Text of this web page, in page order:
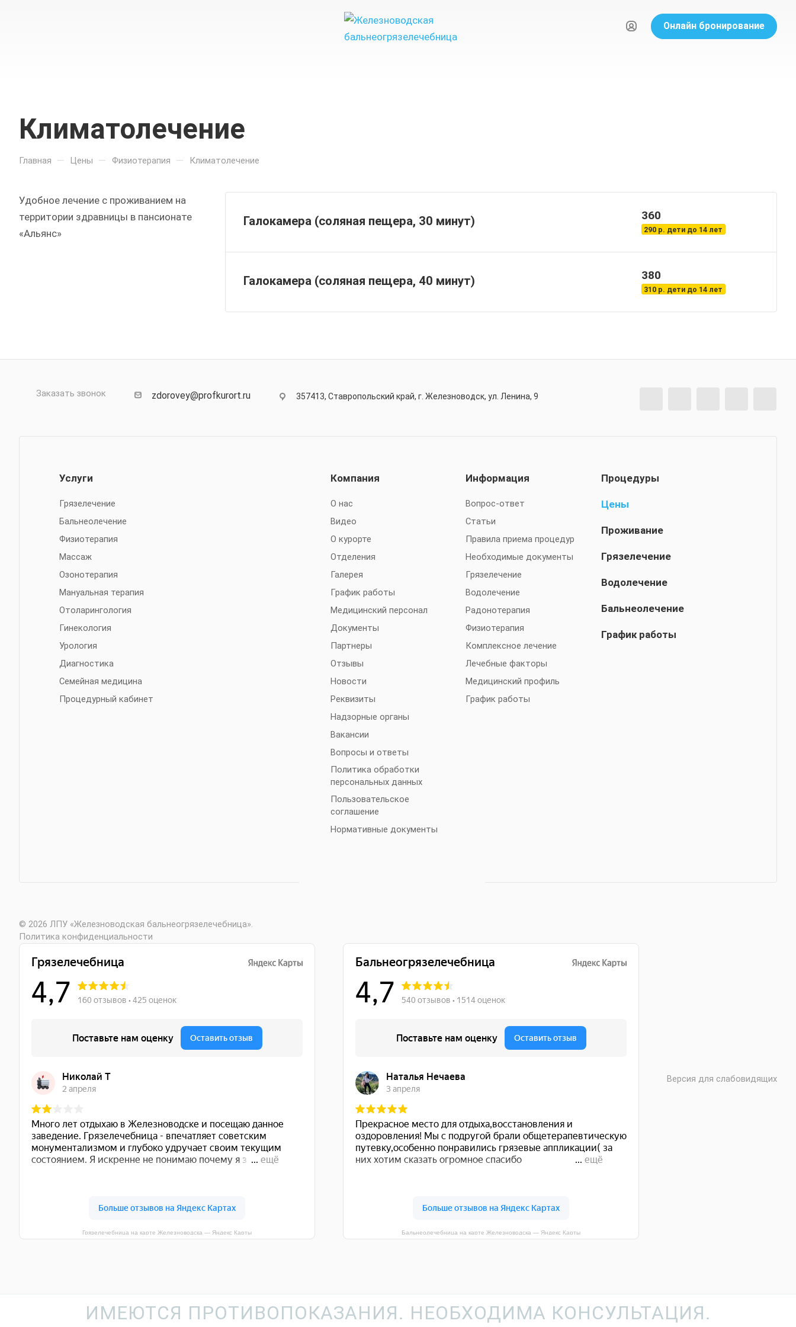
Онлайн бронирование
Климатолечение
Главная — Цены — Физиотерапия — Климатолечение
Галокамера (соляная пещера, 30 минут) 360
290 р. дети до 14 лет
Галокамера (соляная пещера, 40 минут) 380
310 р. дети до 14 лет
Удобное лечение с проживанием на
территории здравницы в пансионате
«Альянс»
Заказать звонок zdorovey@profkurort.ru 357413, Ставропольский край, г. Железноводск, ул. Ленина, 9
Услуги
Грязелечение
Бальнеолечение
Физиотерапия
Массаж
Озонотерапия
Мануальная терапия
Отоларингология
Гинекология
Урология
Диагностика
Семейная медицина
Процедурный кабинет
Компания
О нас
Видео
О курорте
Отделения
Галерея
График работы
Медицинский персонал
Документы
Партнеры
Отзывы
Новости
Реквизиты
Надзорные органы
Вакансии
Вопросы и ответы
Политика обработки
персональных данных
Пользовательское
соглашение
Нормативные документы
Информация
Вопрос-ответ
Статьи
Правила приема процедур
Необходимые документы
Грязелечение
Водолечение
Радонотерапия
Физиотерапия
Комплексное лечение
Лечебные факторы
Медицинский профиль
График работы
Процедуры
Цены
Проживание
Грязелечение
Водолечение
Бальнеолечение
График работы
© 2026 ЛПУ «Железноводская бальнеогрязелечебница».
Политика конфиденциальности
Грязелечебница на карте Железноводска — Яндекс Карты Бальнеолечебница на карте Железноводска — Яндекс Карты
Версия для слабовидящих
ИМЕЮТСЯ ПРОТИВОПОКАЗАНИЯ. НЕОБХОДИМА КОНСУЛЬТАЦИЯ.